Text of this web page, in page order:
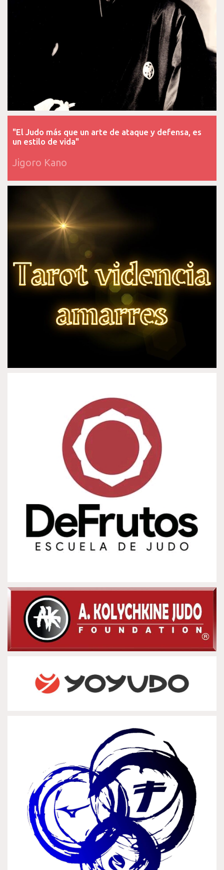
"El Judo más que un arte de ataque y defensa, es
un estilo de vida"
Jigoro Kano